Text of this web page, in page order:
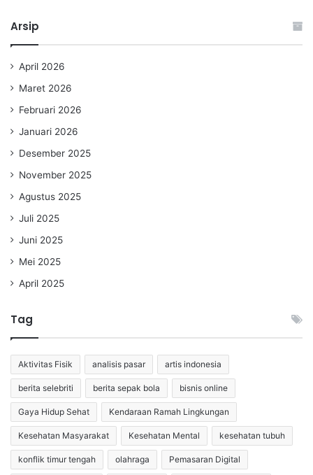
Arsip
April 2026
Maret 2026
Februari 2026
Januari 2026
Desember 2025
November 2025
Agustus 2025
Juli 2025
Juni 2025
Mei 2025
April 2025
Tag
Aktivitas Fisik analisis pasar artis indonesia
berita selebriti berita sepak bola bisnis online
Gaya Hidup Sehat Kendaraan Ramah Lingkungan
Kesehatan Masyarakat Kesehatan Mental kesehatan tubuh
konflik timur tengah olahraga Pemasaran Digital